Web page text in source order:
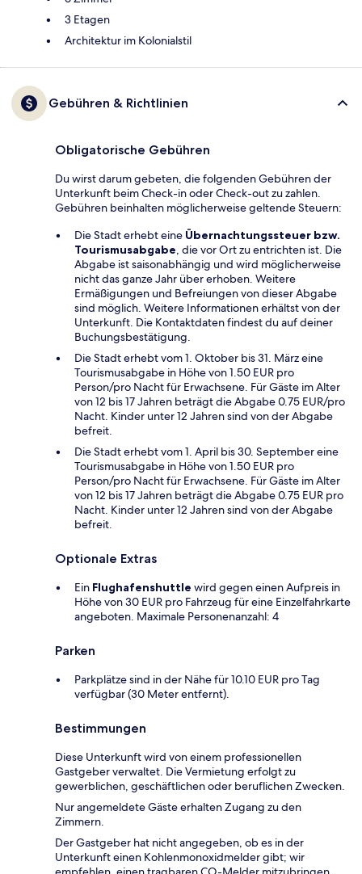
3 Etagen
Architektur im Kolonialstil
Gebühren & Richtlinien
Obligatorische Gebühren
Du wirst darum gebeten, die folgenden Gebühren der
Unterkunft beim Check-in oder Check-out zu zahlen.
Gebühren beinhalten möglicherweise geltende Steuern:
Die Stadt erhebt eine Übernachtungssteuer bzw.
Tourismusabgabe, die vor Ort zu entrichten ist. Die
Abgabe ist saisonabhängig und wird möglicherweise
nicht das ganze Jahr über erhoben. Weitere
Ermäßigungen und Befreiungen von dieser Abgabe
sind möglich. Weitere Informationen erhältst von der
Unterkunft. Die Kontaktdaten findest du auf deiner
Buchungsbestätigung.
Die Stadt erhebt vom 1. Oktober bis 31. März eine
Tourismusabgabe in Höhe von 1.50 EUR pro
Person/pro Nacht für Erwachsene. Für Gäste im Alter
von 12 bis 17 Jahren beträgt die Abgabe 0.75 EUR/pro
Nacht. Kinder unter 12 Jahren sind von der Abgabe
befreit.
Die Stadt erhebt vom 1. April bis 30. September eine
Tourismusabgabe in Höhe von 1.50 EUR pro
Person/pro Nacht für Erwachsene. Für Gäste im Alter
von 12 bis 17 Jahren beträgt die Abgabe 0.75 EUR pro
Nacht. Kinder unter 12 Jahren sind von der Abgabe
befreit.
Optionale Extras
Ein Flughafenshuttle wird gegen einen Aufpreis in
Höhe von 30 EUR pro Fahrzeug für eine Einzelfahrkarte
angeboten. Maximale Personenanzahl: 4
Parken
Parkplätze sind in der Nähe für 10.10 EUR pro Tag
verfügbar (30 Meter entfernt).
Bestimmungen
Diese Unterkunft wird von einem professionellen
Gastgeber verwaltet. Die Vermietung erfolgt zu
gewerblichen, geschäftlichen oder beruflichen Zwecken.
Nur angemeldete Gäste erhalten Zugang zu den
Zimmern.
Der Gastgeber hat nicht angegeben, ob es in der
Unterkunft einen Kohlenmonoxidmelder gibt; wir